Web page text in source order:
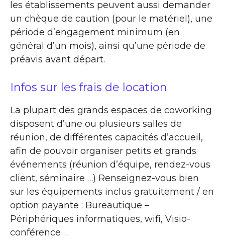
les établissements peuvent aussi demander
un chèque de caution (pour le matériel), une
période d’engagement minimum (en
général d’un mois), ainsi qu’une période de
préavis avant départ.
Infos sur les frais de location
La plupart des grands espaces de coworking
disposent d’une ou plusieurs salles de
réunion, de différentes capacités d’accueil,
afin de pouvoir organiser petits et grands
événements (réunion d’équipe, rendez-vous
client, séminaire …) Renseignez-vous bien
sur les équipements inclus gratuitement / en
option payante : Bureautique –
Périphériques informatiques, wifi, Visio-
conférence …